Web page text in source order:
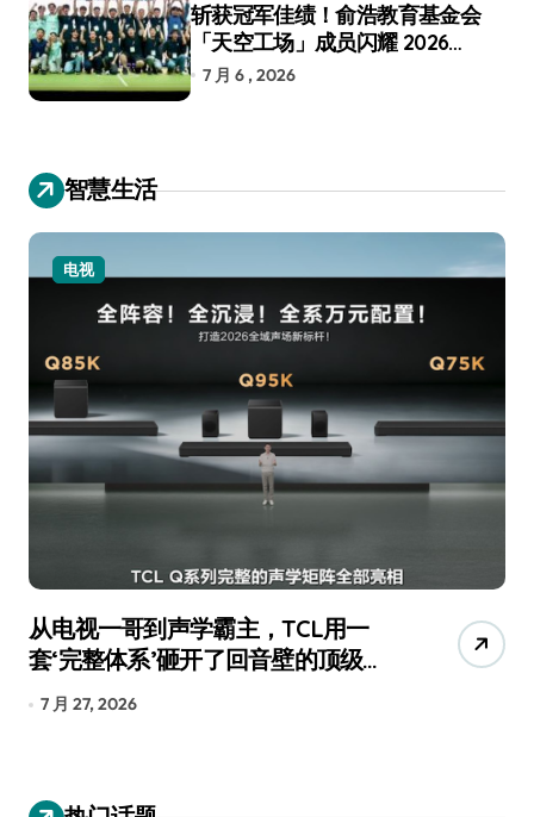
斩获冠军佳绩！俞浩教育基金会
「天空工场」成员闪耀 2026
RoboCup 机器人世界杯
7 月 6 , 2026
智慧生活
电视
从电视一哥到声学霸主，TCL用一
套‘完整体系’砸开了回音壁的顶级牌
桌
7 月 27, 2026